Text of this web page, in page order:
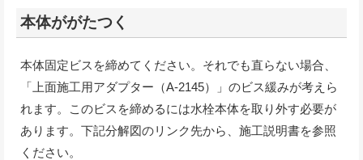
本体ががたつく
本体固定ビスを締めてください。それでも直らない場合、
「上面施工用アダプター（A-2145）」のビス緩みが考えら
れます。このビスを締めるには水栓本体を取り外す必要が
あります。下記分解図のリンク先から、施工説明書を参照
ください。